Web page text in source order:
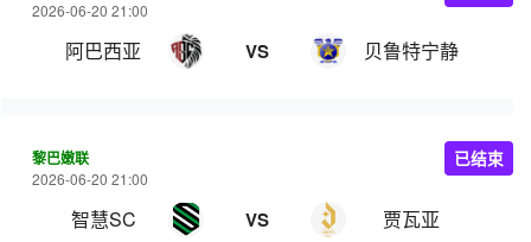
2026-06-20 21:00
阿巴西亚 VS 贝鲁特宁静
黎巴嫩联
2026-06-20 21:00
智慧SC VS 贾瓦亚
已结束